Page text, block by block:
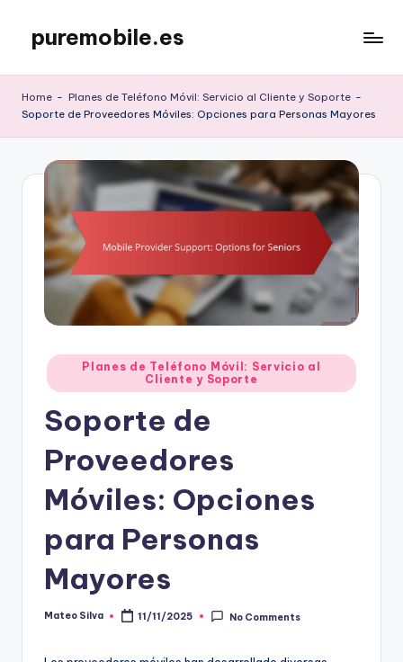
content
puremobile.es
Home - Planes de Teléfono Móvil: Servicio al Cliente y Soporte -
Soporte de Proveedores Móviles: Opciones para Personas Mayores
Posted
in
Planes de Teléfono Móvil: Servicio al
Cliente y Soporte
Soporte de
Proveedores
Móviles: Opciones
para Personas
Mayores
Posted
Mateo Silva 11/11/2025 No Comments